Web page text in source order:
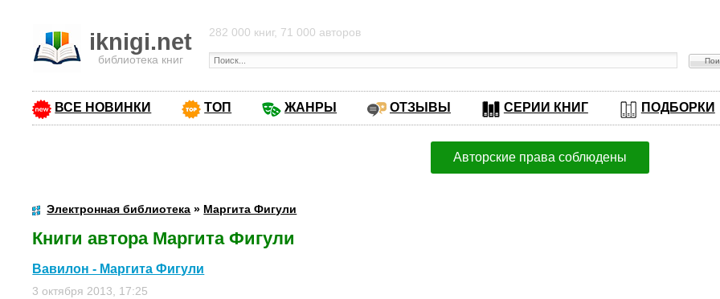
iknigi.net
библиотека книг
282 000 книг, 71 000 авторов
ВСЕ НОВИНКИ ТОП ЖАНРЫ ОТЗЫВЫ СЕРИИ КНИГ ПОДБОРКИ
Авторские права соблюдены
Электронная библиотека » Маргита Фигули
Книги автора Маргита Фигули
Вавилон - Маргита Фигули
3 октября 2013, 17:25